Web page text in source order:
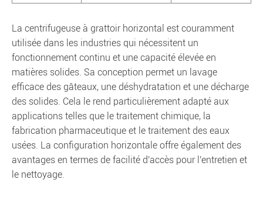
La centrifugeuse à grattoir horizontal est couramment
utilisée dans les industries qui nécessitent un
fonctionnement continu et une capacité élevée en
matières solides. Sa conception permet un lavage
efficace des gâteaux, une déshydratation et une décharge
des solides. Cela le rend particulièrement adapté aux
applications telles que le traitement chimique, la
fabrication pharmaceutique et le traitement des eaux
usées. La configuration horizontale offre également des
avantages en termes de facilité d'accès pour l'entretien et
le nettoyage.